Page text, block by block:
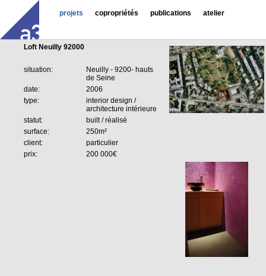
projets copropriétés publications atelier
Loft Neuilly 92000
situation:
Neuilly - 9200- hauts
de Seine
date:
2006
type:
interior design /
architecture intérieure
statut:
built / réalisé
surface:
250m²
client:
particulier
prix:
200 000€